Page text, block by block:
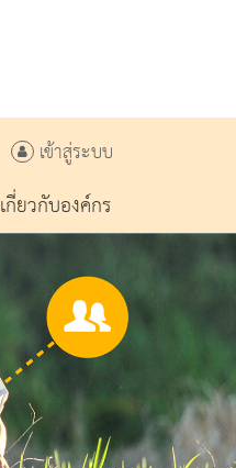
เข้าสู่ระบบ
เกี่ยวกับองค์กร